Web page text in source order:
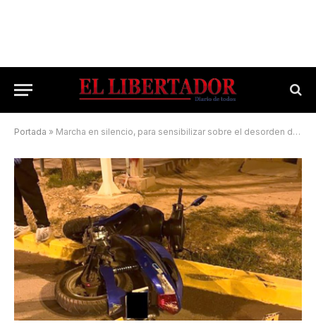
Portada » Marcha en silencio, para sensibilizar sobre el desorden de las motos